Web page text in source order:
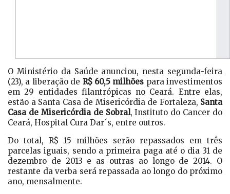
O Ministério da Saúde anunciou, nesta segunda-feira
(23), a liberação de R$ 60,5 milhões para investimentos
em 29 entidades filantrópicas no Ceará. Entre elas,
estão a Santa Casa de Misericórdia de Fortaleza, Santa
Casa de Misericórdia de Sobral, Instituto do Cancer do
Ceará, Hospital Cura Dar´s, entre outros.
Do total, R$ 15 milhões serão repassados em três
parcelas iguais, sendo a primeira paga até o dia 31 de
dezembro de 2013 e as outras ao longo de 2014. O
restante da verba será repassada ao longo do próximo
ano, mensalmente.